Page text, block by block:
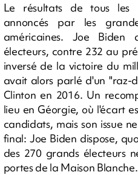
Le résultats de tous les
annoncés par les
américaines. Joe
électeurs, contre 232 au
inversé de la victoire du
avait alors parlé d'un
Clinton en 2016. Un
lieu en Géorgie, où l'écart
candidats, mais son issue
final: Joe Biden dispose,
des 270 grands électeurs
portes de la Maison Blanche.